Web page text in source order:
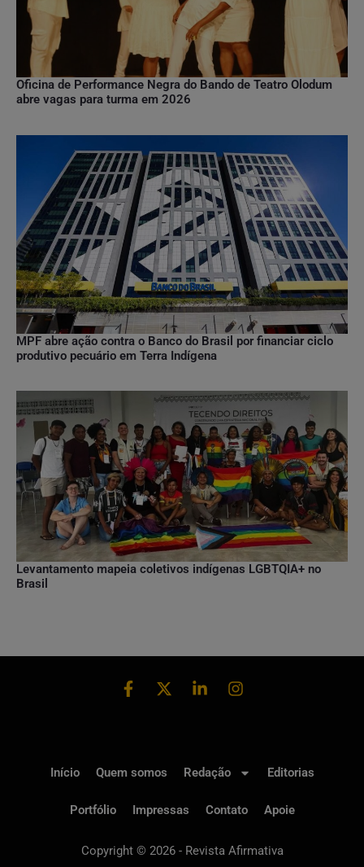
Oficina de Performance Negra do Bando de Teatro Olodum
abre vagas para turma em 2026
MPF abre ação contra o Banco do Brasil por financiar ciclo
produtivo pecuário em Terra Indígena
Levantamento mapeia coletivos indígenas LGBTQIA+ no
Brasil
Copyright © 2026 - Revista Afirmativa
Início Quem somos Redação Editorias
Portfólio Impressas Contato Apoie